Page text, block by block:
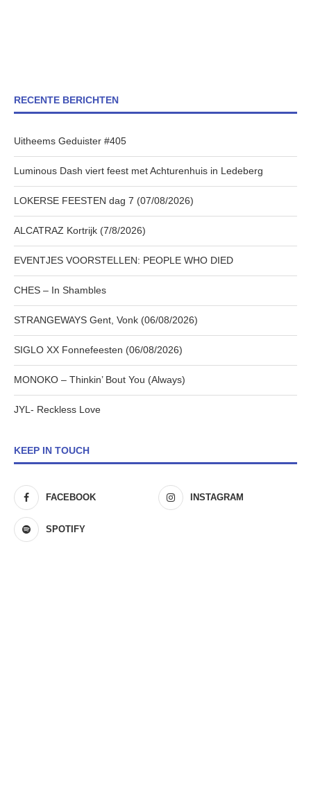
RECENTE BERICHTEN
Uitheems Geduister #405
Luminous Dash viert feest met Achturenhuis in Ledeberg
LOKERSE FEESTEN dag 7 (07/08/2026)
ALCATRAZ Kortrijk (7/8/2026)
EVENTJES VOORSTELLEN: PEOPLE WHO DIED
CHES – In Shambles
STRANGEWAYS Gent, Vonk (06/08/2026)
SIGLO XX Fonnefeesten (06/08/2026)
MONOKO – Thinkin’ Bout You (Always)
JYL- Reckless Love
KEEP IN TOUCH
FACEBOOK INSTAGRAM
SPOTIFY